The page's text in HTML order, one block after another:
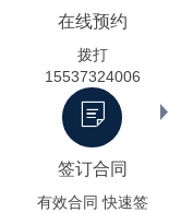
在线预约
拨打
15537324006
签订合同
有效合同 快速签